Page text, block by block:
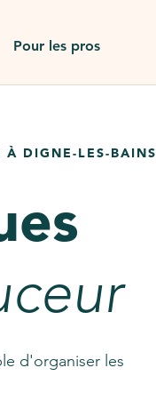
Pour les pros
À DIGNE-LES-BAINS
d'organiser les